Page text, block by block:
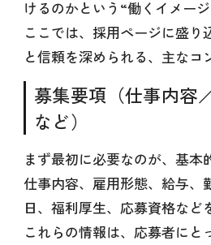
けるのかという“働くイメージ
ここでは、採用ページに盛り
と信頼を深められる、主なコ
募集要項（仕事内容
など）
まず最初に必要なのが、基本
仕事内容、雇用形態、給与、
日、福利厚生、応募資格など
これらの情報は、応募者にと